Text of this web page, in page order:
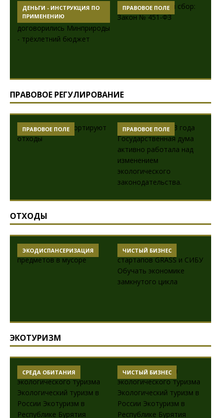
ДЕНЬГИ - ИНСТРУКЦИЯ ПО
ПРИМЕНЕНИЮ
ПРАВОВОЕ ПОЛЕ
ПРАВОВОЕ РЕГУЛИРОВАНИЕ
ПРАВОВОЕ ПОЛЕ ПРАВОВОЕ ПОЛЕ
ОТХОДЫ
ЭКОДИСПАНСЕРИЗАЦИЯ ЧИСТЫЙ БИЗНЕС
ЭКОТУРИЗМ
СРЕДА ОБИТАНИЯ ЧИСТЫЙ БИЗНЕС